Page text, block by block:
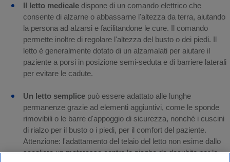
Il letto medicaledispone di un comando elettrico che
consente di alzarne o abbassarne l'altezza da terra, aiutando
la persona ad alzarsi e facilitandone le cure. Il comando
permette inoltre di regolare l'altezza del busto o dei piedi. Il
letto è generalmente dotato di un alzamalati per aiutare il
paziente a porsi in posizione semi-seduta e di barriere laterali
per evitare le cadute.
Un letto semplicepuò essere adattato alle lunghe
permanenze grazie ad elementi aggiuntivi, come le sponde
rimovibili o le barre d'appoggio di sicurezza, nonché i cuscini
di rialzo per il busto o i piedi, per il comfort del paziente.
Attenzione: l'adattamento del telaio del letto non esime dallo
scegliere un materasso contro le piaghe da decubito per le